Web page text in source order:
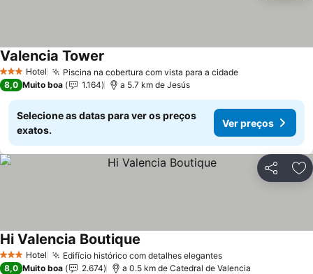
3 EstrelasHotel Piscina na cobertura com vista para a cidade
Valencia Tower
8,0 Muito boa 1.164 a 5.7 km de Jesús
Selecione as datas para ver os preços
exatos.
Ver preços
Partilhar
3 EstrelasHotel Edifício histórico com detalhes elegantes
Hi Valencia Boutique
8,0 Muito boa 2.674 a 0.5 km de Catedral de Valencia